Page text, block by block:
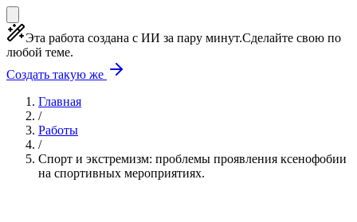
Эта работа создана с ИИ за пару минут.Сделайте свою по
любой теме.
Создать такую же
Главная
/
Работы
/
Спорт и экстремизм: проблемы проявления ксенофобии
на спортивных мероприятиях.